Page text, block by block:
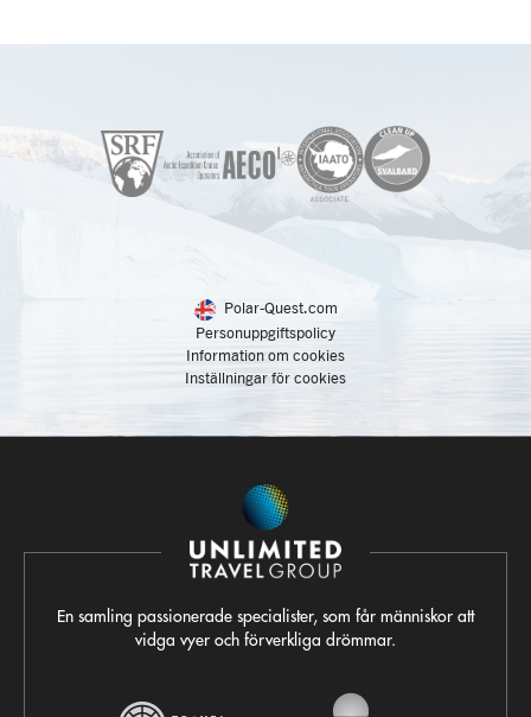
Polar-Quest.com
Personuppgiftspolicy
Information om cookies
Inställningar för cookies
En samling passionerade specialister, som får människor att
vidga vyer och förverkliga drömmar.